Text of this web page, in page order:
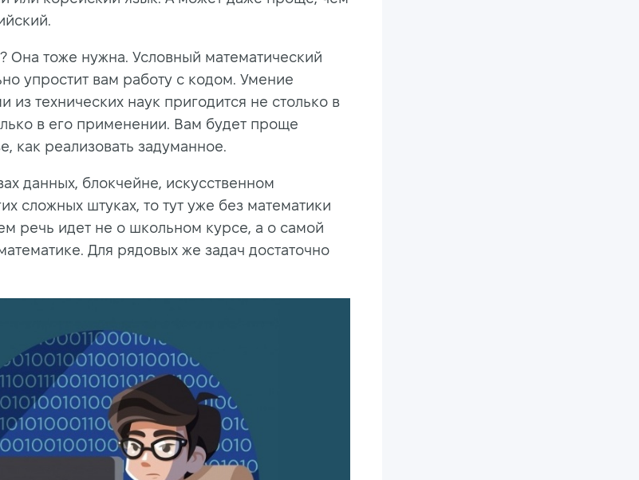
Она тоже нужна. Условный математический
упростит вам работу с кодом. Умение
из технических наук пригодится не столько в
в его применении. Вам будет проще
как реализовать задуманное.
данных, блокчейне, искусственном
сложных штуках, то тут уже без математики
речь идет не о школьном курсе, а о самой
Для рядовых же задач достаточно